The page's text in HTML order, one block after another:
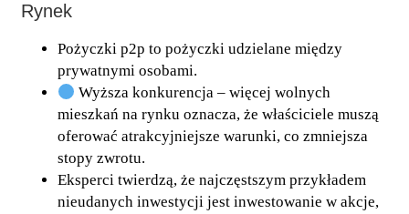
Rynek
Pożyczki p2p to pożyczki udzielane między
prywatnymi osobami.
Wyższa konkurencja – więcej wolnych
mieszkań na rynku oznacza, że właściciele muszą
oferować atrakcyjniejsze warunki, co zmniejsza
stopy zwrotu.
Eksperci twierdzą, że najczęstszym przykładem
nieudanych inwestycji jest inwestowanie w akcje,